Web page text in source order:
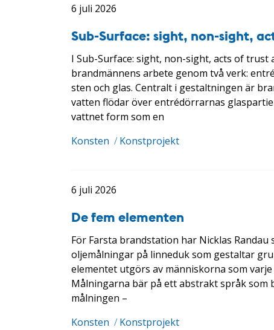
6 juli 2026
Sub-Surface: sight, non-sight,
I Sub-Surface: sight, non-sight, acts of
brandmännens arbete genom två verk:
sten och glas. Centralt i gestaltningen är
vatten flödar över entrédörrarnas
vattnet form som en
Konsten / Konstprojekt
6 juli 2026
De fem elementen
För Farsta brandstation har Nicklas
oljemålningar på linneduk som gestaltar
elementet utgörs av människorna som
Målningarna bär på ett abstrakt språk
målningen –
Konsten / Konstprojekt